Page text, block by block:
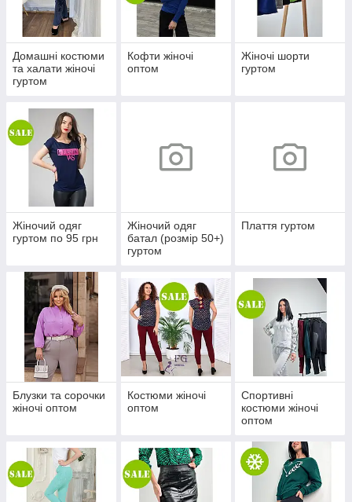
Домашні костюми
та халати жіночі
гуртом
Кофти жіночі
оптом
Жіночі шорти
гуртом
Жіночий одяг
гуртом по 95 грн
Жіночий одяг
батал (розмір 50+)
гуртом
Плаття гуртом
Блузки та сорочки
жіночі оптом
Костюми жіночі
оптом
Спортивні
костюми жіночі
оптом